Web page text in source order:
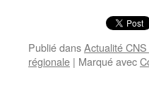
Publié dansActualité
régionale | Marqué avec